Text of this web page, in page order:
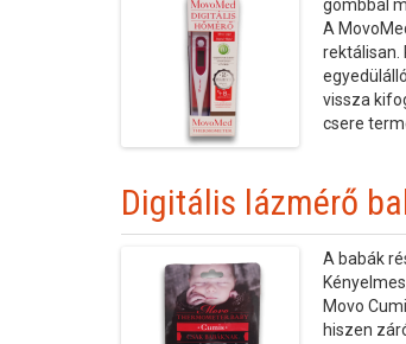
gombbal
A
rektálisan.
vissza
csere
Digitális lázmérő
A babák
Movo
hiszen